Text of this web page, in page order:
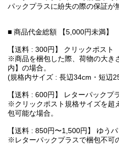
パックプラスに紛失の際の保証が
■ 商品代金総額 【5,000円未満】
【送料 : 300円】 クリックポスト
※商品を梱包した際、荷物の大き
内】の場合。
(規格内サイズ : 長辺34cm・短辺
【送料 : 600円】 レターパックプ
※クリックポスト規格サイズを超
包可能な場合。
【送料 : 850円〜1,500円】 ゆうパ
※レターパックプラスで梱包不可